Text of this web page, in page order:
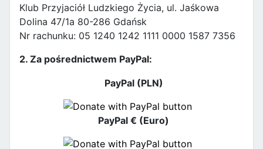
Klub Przyjaciół Ludzkiego Życia, ul. Jaśkowa
Dolina 47/1a 80-286 Gdańsk
Nr rachunku: 05 1240 1242 1111 0000 1587 7356
2. Za pośrednictwem PayPal:
PayPal (PLN)
PayPal € (Euro)